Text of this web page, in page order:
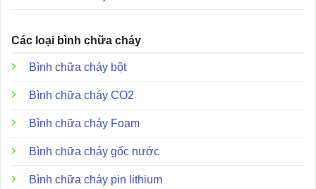
chu đáo hơn!
Thông tin liên hệ thiết bị PCCC LEVU
Minh
Điện thoại: 0898 123 114
Email : tramvu.sonbang@gmail.com
Các loại bình chữa cháy
Bình chữa cháy bột
Bình chữa cháy CO2
Bình chữa cháy Foam
Bình chữa cháy gốc nước
Bình chữa cháy pin lithium